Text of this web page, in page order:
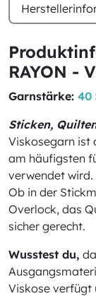
RAYON -
Garnstärke: 40
Sticken,
Viskosegarn ist
am häufigsten
verwendet wird.
Ob in der
Overlock, das
sicher gerecht.
Wusstest du,
Viskose verfügt